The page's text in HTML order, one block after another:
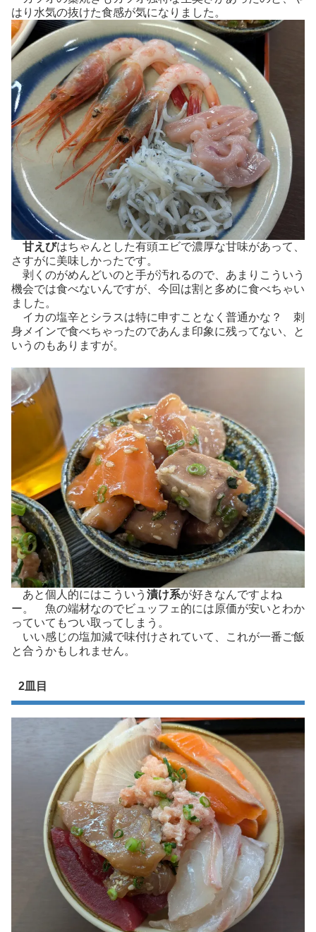
はり水気の抜けた食感が気になりました。
甘えびはちゃんとした有頭エビで濃厚な甘味があって、
さすがに美味しかったです。
剥くのがめんどいのと手が汚れるので、あまりこういう
機会では食べないんですが、今回は割と多めに食べちゃい
ました。
イカの塩辛とシラスは特に申すことなく普通かな？ 刺
身メインで食べちゃったのであんま印象に残ってない、と
いうのもありますが。
あと個人的にはこういう 漬け系が好きなんですよね
ー。 魚の端材なのでビュッフェ的には原価が安いとわか
っていてもつい取ってしまう。
いい感じの塩加減で味付けされていて、これが一番ご飯
と合うかもしれません。
2皿目